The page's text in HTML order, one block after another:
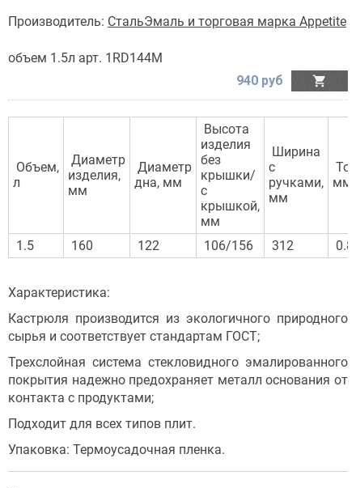
Производитель: СтальЭмаль и торговая марка Appetite
объем 1.5л арт. 1RD144M

940 руб
Объем,
л
Диаметр
изделия,
мм
Диаметр
дна, мм
Высота
изделия
без
крышки/
с
крышкой,
мм
Ширина
с
ручками,
мм
мм
1.5 160 122 106/156 312 0.8
Характеристика:
Кастрюля производится из экологичного природного
сырья и соответствует стандартам ГОСТ;
Трехслойная система стекловидного эмалированного
покрытия надежно предохраняет металл основания от
контакта с продуктами;
Подходит для всех типов плит.
Упаковка: Термоусадочная пленка.